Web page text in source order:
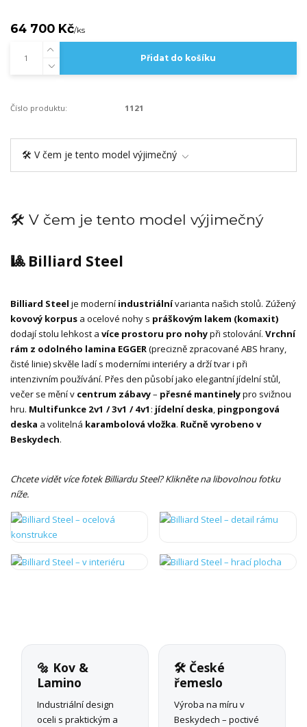
64 700 Kč/ks
Přidat do košíku
Číslo produktu: 1121
🛠️ V čem je tento model výjimečný
🛠️ V čem je tento model výjimečný
🎱 Billiard Steel
Billiard Steel je moderní industriálnívarianta našich stolů. Zúžený
kovový korpus a ocelové nohy s práškovým lakem (komaxit)
dodají stolu lehkost a více prostoru pro nohypři stolování. Vrchní
rám z odolného lamina EGGER(precizně zpracované ABS hrany,
čisté linie) skvěle ladí s moderními interiéry a drží tvar i při
intenzivním používání. Přes den působí jako elegantní jídelní stůl,
večer se mění v centrum zábavy– přesné mantinelypro svižnou
hru. Multifunkce 2v1 / 3v1 / 4v1 : jídelní deska, pingpongová
deska a volitelná karambolová vložka. Ručně vyrobeno v
Beskydech.
Chcete vidět více fotek Billiardu Steel? Klikněte na libovolnou fotku
níže.
🔩 Kov &
Lamino
Industriální design
oceli s praktickým a
🛠 České
řemeslo
Výroba na míru v
Beskydech – poctivé